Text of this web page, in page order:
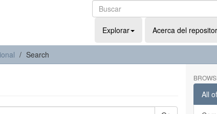
Explorar Acerca del
Search
All